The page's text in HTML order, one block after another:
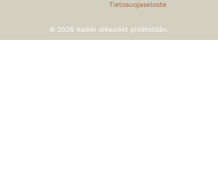
Tietosuojaseloste
© 2026 Kaikki oikeudet pidätetään.